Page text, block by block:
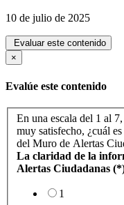
10 de julio de 2025
Icono
Evaluar este contenido
×
Evalúe este contenido
En una escala del 1 al
muy satisfecho, ¿cuál
del Muro de Alertas
La claridad de la
Alertas Ciudadanas
1